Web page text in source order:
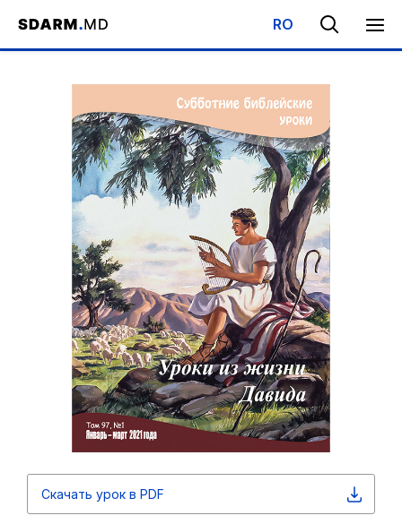
RO
Начало / Библиотека / Субботняя Школа / Уроки из жизни
Скачать урок в PDF